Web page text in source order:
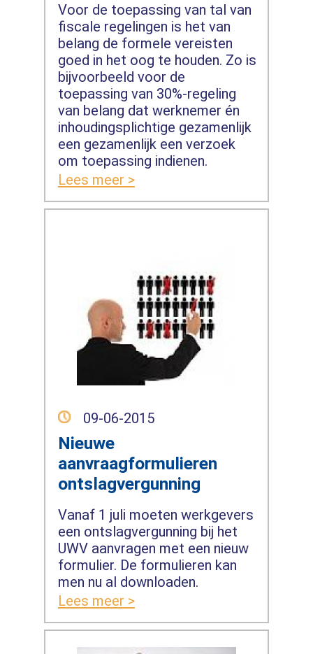
Voor de toepassing van tal van
fiscale regelingen is het van
belang de formele vereisten
goed in het oog te houden. Zo is
bijvoorbeeld voor de
toepassing van 30%-regeling
van belang dat werknemer én
inhoudingsplichtige gezamenlijk
een gezamenlijk een verzoek
om toepassing indienen.
Lees meer >
09-06-2015
Nieuwe
aanvraagformulieren
ontslagvergunning
Vanaf 1 juli moeten werkgevers
een ontslagvergunning bij het
UWV aanvragen met een nieuw
formulier. De formulieren kan
men nu al downloaden.
Lees meer >